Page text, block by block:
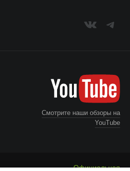
Смотрите наши обзоры на
YouTube
Официальная